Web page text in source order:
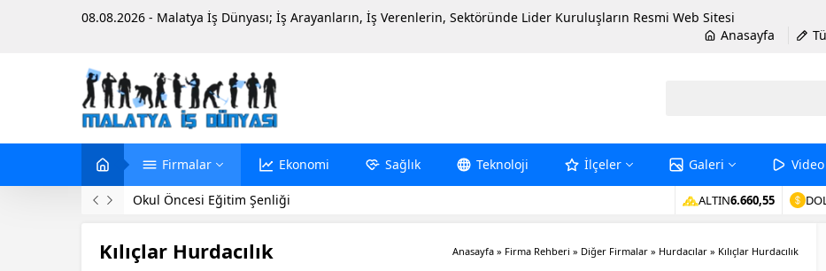
08.08.2026 - Malatya İş Dünyası; İş Arayanların, İş Verenlerin, Sektöründe Lider Kuruluşların Resmi Web Sitesi
Anasayfa
Firmalar Ekonomi Sağlık Teknoloji İlçeler Galeri Video
Okul Öncesi Eğitim Şenliği ALTIN6.660,55
Kılıçlar Hurdacılık Anasayfa » Firma Rehberi » Diğer Firmalar » Hurdacılar » Kılıçlar Hurdacılık